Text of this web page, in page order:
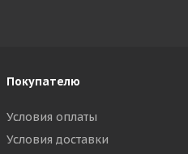
Покупателю
Условия оплаты
Условия доставки